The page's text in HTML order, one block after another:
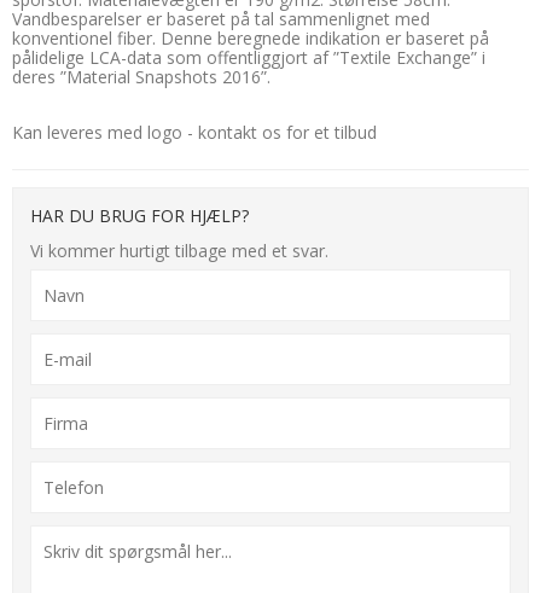
Vandbesparelser er baseret på tal sammenlignet med
konventionel fiber. Denne beregnede indikation er baseret på
pålidelige LCA-data som offentliggjort af ”Textile Exchange” i
deres ”Material Snapshots 2016”.
Kan leveres med logo - kontakt os for et tilbud
HAR DU BRUG FOR HJÆLP?
Vi kommer hurtigt tilbage med et svar.